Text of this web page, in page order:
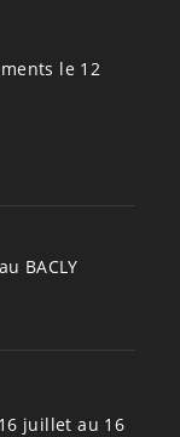
le 12
BACLY
juillet au 16